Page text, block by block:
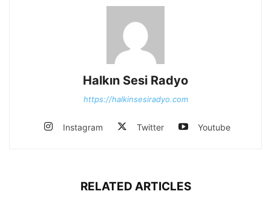
Halkın Sesi Radyo
https://halkinsesiradyo.com
Instagram Twitter Youtube
RELATED ARTICLES